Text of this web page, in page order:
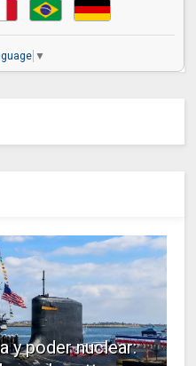
▼
y poder nuclear: